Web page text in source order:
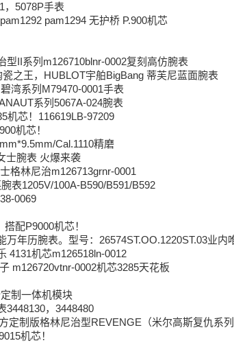
，5078P手表
pam1294 无护桥 P.900机芯
型II系列m126710blnr-0002复刻高仿腕表
之王，HUBLOT宇舶BigBang 蒂芙尼蓝面腕表
湾系列M79470-0001手表
系列5067A-024腕表
机芯！116619LB-97209
机芯！
Cal.1110精磨
士腕表 火爆来袭
格林尼治m126713grnr-0001
表1205V/100A-B590/B591/B592
0069
配P9000机芯！
年历腕表。型号：26574ST.OO.1220ST.03业内
4131机芯m126518ln-0012
m126720vtnr-0002机芯3285天花板
制一体机模块
3448130，3448480
定制版格林尼治型REVENGE（米尔高斯复仇系
机芯！